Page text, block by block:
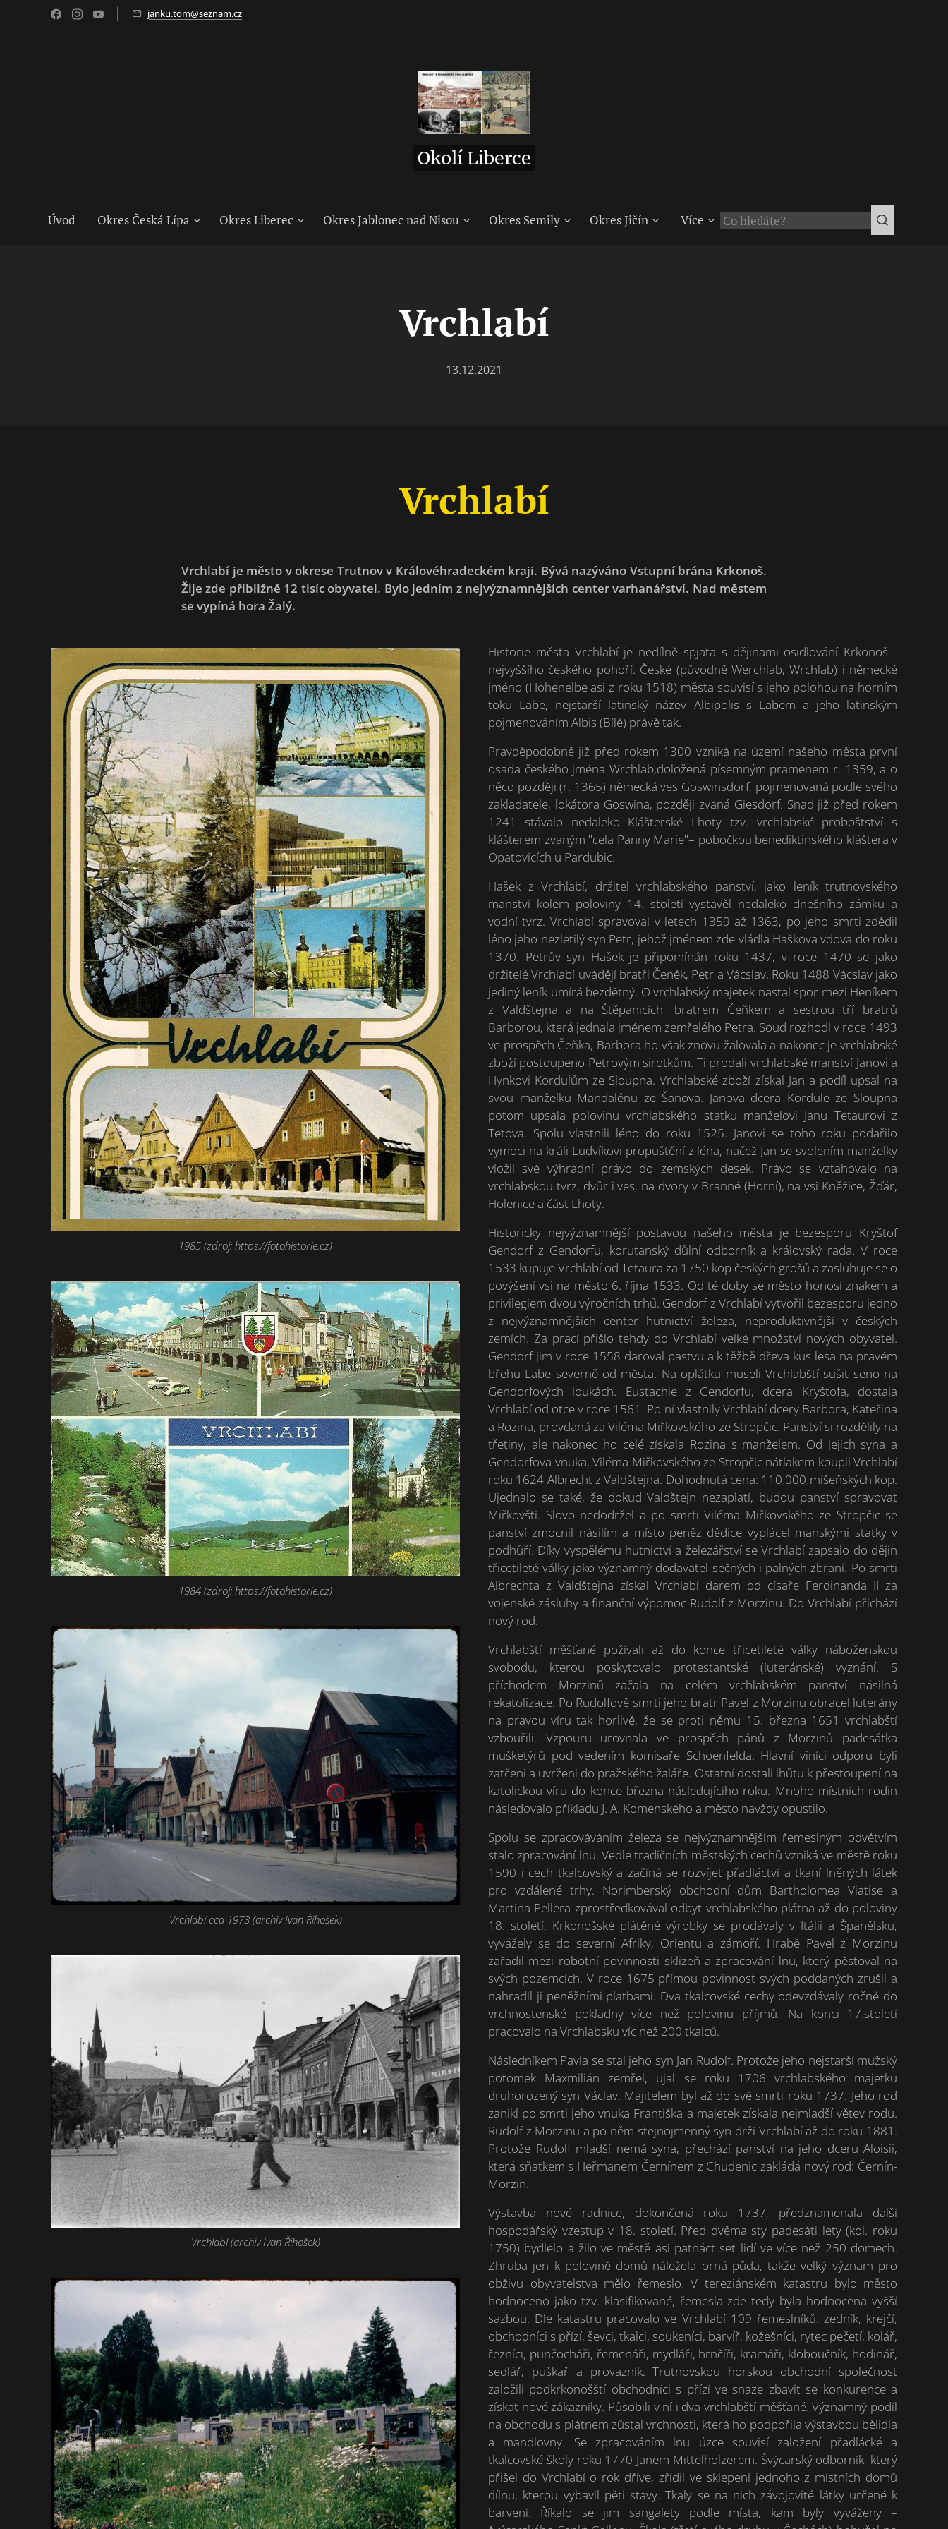
janku.tom@seznam.cz
Okolí Liberce
Úvod Okres Česká Lípa Okres Liberec Okres Jablonec nad Nisou Okres Semily Okres Jičín Více
Vrchlabí
13.12.2021
Vrchlabí
Vrchlabí je město v okrese Trutnov v Královéhradeckém kraji. Bývá nazýváno Vstupní brána Krkonoš.
Žije zde přibližně 12 tisíc obyvatel. Bylo jedním z nejvýznamnějších center varhanářství. Nad městem
se vypíná hora Žalý.
1985 (zdroj: https://fotohistorie.cz)
1984 (zdroj: https://fotohistorie.cz)
Vrchlabí cca 1973 (archiv Ivan Řihošek)
Vrchlabí (archiv Ivan Řihošek)
Historie města Vrchlabí je nedílně spjata s dějinami osidlování Krkonoš -
nejvyššího českého pohoří. České (původně Werchlab, Wrchlab) i německé
jméno (Hohenelbe asi z roku 1518) města souvisí s jeho polohou na horním
toku Labe, nejstarší latinský název Albipolis s Labem a jeho latinským
pojmenováním Albis (Bílé) právě tak.
Pravděpodobně již před rokem 1300 vzniká na území našeho města první
osada českého jména Wrchlab,doložená písemným pramenem r. 1359, a o
něco později (r. 1365) německá ves Goswinsdorf, pojmenovaná podle svého
zakladatele, lokátora Goswina, později zvaná Giesdorf. Snad již před rokem
1241 stávalo nedaleko Klášterské Lhoty tzv. vrchlabské proboštství s
klášterem zvaným "cela Panny Marie"– pobočkou benediktinského kláštera v
Opatovicích u Pardubic.
Hašek z Vrchlabí, držitel vrchlabského panství, jako leník trutnovského
manství kolem poloviny 14. století vystavěl nedaleko dnešního zámku a
vodní tvrz. Vrchlabí spravoval v letech 1359 až 1363, po jeho smrti zdědil
léno jeho nezletilý syn Petr, jehož jménem zde vládla Haškova vdova do roku
1370. Petrův syn Hašek je připomínán roku 1437, v roce 1470 se jako
držitelé Vrchlabí uvádějí bratři Čeněk, Petr a Vácslav. Roku 1488 Vácslav jako
jediný leník umírá bezdětný. O vrchlabský majetek nastal spor mezi Heníkem
z Valdštejna a na Štěpanicích, bratrem Čeňkem a sestrou tří bratrů
Barborou, která jednala jménem zemřelého Petra. Soud rozhodl v roce 1493
ve prospěch Čeňka, Barbora ho však znovu žalovala a nakonec je vrchlabské
zboží postoupeno Petrovým sirotkům. Ti prodali vrchlabské manství Janovi a
Hynkovi Kordulům ze Sloupna. Vrchlabské zboží získal Jan a podíl upsal na
svou manželku Mandalénu ze Šanova. Janova dcera Kordule ze Sloupna
potom upsala polovinu vrchlabského statku manželovi Janu Tetaurovi z
Tetova. Spolu vlastnili léno do roku 1525. Janovi se toho roku podařilo
vymoci na králi Ludvíkovi propuštění z léna, načež Jan se svolením manželky
vložil své výhradní právo do zemských desek. Právo se vztahovalo na
vrchlabskou tvrz, dvůr i ves, na dvory v Branné (Horní), na vsi Kněžice, Žďár,
Holenice a část Lhoty.
Historicky nejvýznamnější postavou našeho města je bezesporu Kryštof
Gendorf z Gendorfu, korutanský důlní odborník a královský rada. V roce
1533 kupuje Vrchlabí od Tetaura za 1750 kop českých grošů a zasluhuje se o
povýšení vsi na město 6. října 1533. Od té doby se město honosí znakem a
privilegiem dvou výročních trhů. Gendorf z Vrchlabí vytvořil bezesporu jedno
z nejvýznamnějších center hutnictví železa, neproduktivnější v českých
zemích. Za prací přišlo tehdy do Vrchlabí velké množství nových obyvatel.
Gendorf jim v roce 1558 daroval pastvu a k těžbě dřeva kus lesa na pravém
břehu Labe severně od města. Na oplátku museli Vrchlabští sušit seno na
Gendorfových loukách. Eustachie z Gendorfu, dcera Kryštofa, dostala
Vrchlabí od otce v roce 1561. Po ní vlastnily Vrchlabí dcery Barbora, Kateřina
a Rozina, provdaná za Viléma Miřkovského ze Stropčic. Panství si rozdělily na
třetiny, ale nakonec ho celé získala Rozina s manželem. Od jejich syna a
Gendorfova vnuka, Viléma Miřkovského ze Stropčic nátlakem koupil Vrchlabí
roku 1624 Albrecht z Valdštejna. Dohodnutá cena: 110 000 míšeňských kop.
Ujednalo se také, že dokud Valdštejn nezaplatí, budou panství spravovat
Miřkovští. Slovo nedodržel a po smrti Viléma Miřkovského ze Stropčic se
panství zmocnil násilím a místo peněz dědice vyplácel manskými statky v
podhůří. Díky vyspělému hutnictví a železářství se Vrchlabí zapsalo do dějin
třicetileté války jako významný dodavatel sečných i palných zbraní. Po smrti
Albrechta z Valdštejna získal Vrchlabí darem od císaře Ferdinanda II za
vojenské zásluhy a finanční výpomoc Rudolf z Morzinu. Do Vrchlabí přichází
nový rod.
Vrchlabští měšťané požívali až do konce třicetileté války náboženskou
svobodu, kterou poskytovalo protestantské (luteránské) vyznání. S
příchodem Morzinů začala na celém vrchlabském panství násilná
rekatolizace. Po Rudolfově smrti jeho bratr Pavel z Morzinu obracel luterány
na pravou víru tak horlivě, že se proti němu 15. března 1651 vrchlabští
vzbouřili. Vzpouru urovnala ve prospěch pánů z Morzinů padesátka
mušketýrů pod vedením komisaře Schoenfelda. Hlavní viníci odporu byli
zatčeni a uvrženi do pražského žaláře. Ostatní dostali lhůtu k přestoupení na
katolickou víru do konce března následujícího roku. Mnoho místních rodin
následovalo příkladu J. A. Komenského a město navždy opustilo.
Spolu se zpracováváním železa se nejvýznamnějším řemeslným odvětvím
stalo zpracování lnu. Vedle tradičních městských cechů vzniká ve městě roku
1590 i cech tkalcovský a začíná se rozvíjet přadláctví a tkaní lněných látek
pro vzdálené trhy. Norimberský obchodní dům Bartholomea Viatise a
Martina Pellera zprostředkovával odbyt vrchlabského plátna až do poloviny
18. století. Krkonošské plátěné výrobky se prodávaly v Itálii a Španělsku,
vyvážely se do severní Afriky, Orientu a zámoří. Hrabě Pavel z Morzinu
zařadil mezi robotní povinnosti sklizeň a zpracování lnu, který pěstoval na
svých pozemcích. V roce 1675 přímou povinnost svých poddaných zrušil a
nahradil ji peněžními platbami. Dva tkalcovské cechy odevzdávaly ročně do
vrchnostenské pokladny více než polovinu příjmů. Na konci 17.století
pracovalo na Vrchlabsku víc než 200 tkalců.
Následníkem Pavla se stal jeho syn Jan Rudolf. Protože jeho nejstarší mužský
potomek Maxmilián zemřel, ujal se roku 1706 vrchlabského majetku
druhorozený syn Václav. Majitelem byl až do své smrti roku 1737. Jeho rod
zanikl po smrti jeho vnuka Františka a majetek získala nejmladší větev rodu.
Rudolf z Morzinu a po něm stejnojmenný syn drží Vrchlabí až do roku 1881.
Protože Rudolf mladší nemá syna, přechází panství na jeho dceru Aloisii,
která sňatkem s Heřmanem Černínem z Chudenic zakládá nový rod: Černín-
Morzin.
Výstavba nové radnice, dokončená roku 1737, předznamenala další
hospodářský vzestup v 18. století. Před dvěma sty padesáti lety (kol. roku
1750) bydlelo a žilo ve městě asi patnáct set lidí ve více než 250 domech.
Zhruba jen k polovině domů náležela orná půda, takže velký význam pro
obživu obyvatelstva mělo řemeslo. V tereziánském katastru bylo město
hodnoceno jako tzv. klasifikované, řemesla zde tedy byla hodnocena vyšší
sazbou. Dle katastru pracovalo ve Vrchlabí 109 řemeslníků: zedník, krejčí,
obchodníci s přízí, ševci, tkalci, soukeníci, barvíř, kožešníci, rytec pečetí, kolář,
řezníci, punčocháři, řemenáři, mydláři, hrnčíři, kramáři, kloboučník, hodinář,
sedlář, puškař a provazník. Trutnovskou horskou obchodní společnost
založili podkrkonošští obchodníci s přízí ve snaze zbavit se konkurence a
získat nové zákazníky. Působili v ní i dva vrchlabští měšťané. Významný podíl
na obchodu s plátnem zůstal vrchnosti, která ho podpořila výstavbou bělidla
a mandlovny. Se zpracováním lnu úzce souvisí založení přadlácké a
tkalcovské školy roku 1770 Janem Mittelholzerem. Švýcarský odborník, který
přišel do Vrchlabí o rok dříve, zřídil ve sklepení jednoho z místních domů
dílnu, kterou vybavil pěti stavy. Tkaly se na nich závojovité látky určené k
barvení. Říkalo se jim sangalety podle místa, kam byly vyváženy –